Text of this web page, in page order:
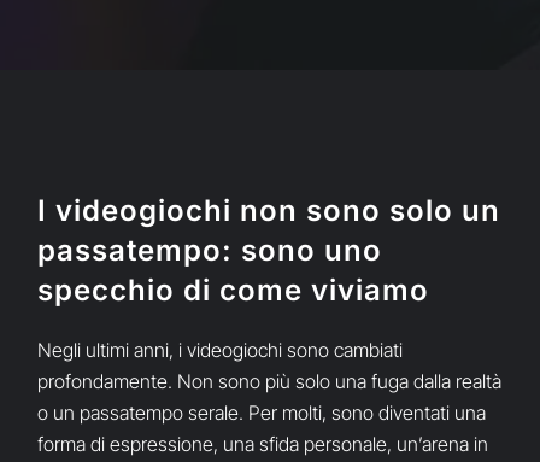
I videogiochi non sono solo un
passatempo: sono uno
specchio di come viviamo
Negli ultimi anni, i videogiochi sono cambiati
profondamente. Non sono più solo una fuga dalla realtà
o un passatempo serale. Per molti, sono diventati una
forma di espressione, una sfida personale, un’arena in